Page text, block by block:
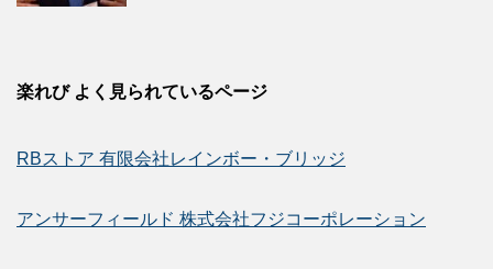
楽れび よく見られているページ
RBストア 有限会社レインボー・ブリッジ
アンサーフィールド 株式会社フジコーポレーション